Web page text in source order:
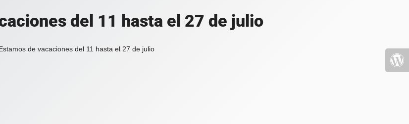
del 11 hasta el 27 de julio
de vacaciones del 11 hasta el 27 de julio